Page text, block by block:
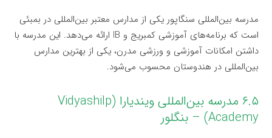
مدرسه بین‌المللی سنگاپور یکی از مدارس معتبر بین‌المللی در بمبئی
است که برنامه‌های آموزشی کمبریج و IB ارائه می‌دهد. این مدرسه با
داشتن امکانات آموزشی و ورزشی مدرن، یکی از بهترین مدارس
بین‌المللی در هندوستان محسوب می‌شود.
۶.۵ مدرسه بین‌المللی ویندیارا (Vidyashilp
Academy) – بنگلور